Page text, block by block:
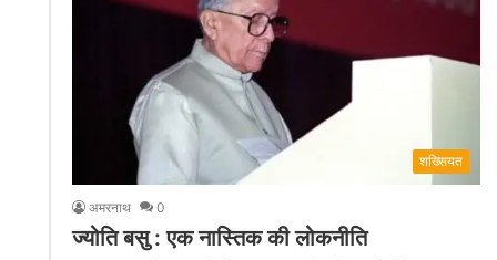
शख्सियत
अमरनाथ 0
ज्योति बसु : एक नास्तिक की लोकनीति